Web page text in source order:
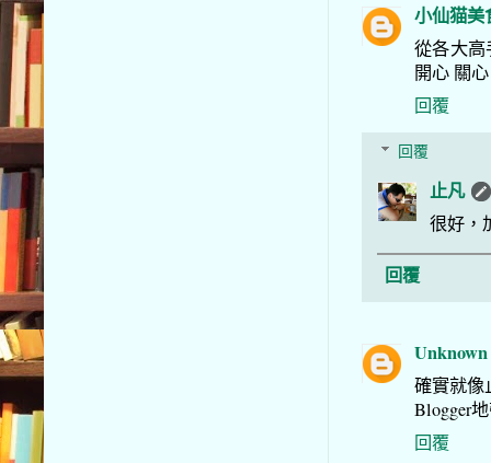
小仙猫美
從各大高
開心 關
回覆
回覆
止凡
很好，
回覆
Unknown
確實就像
Blogger
回覆